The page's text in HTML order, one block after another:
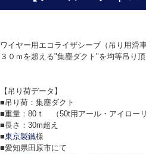
ワイヤー用エコライザシーブ（吊り用滑車
３０ｍを超える"集塵ダクト"を均等吊り
【吊り荷データ】
■吊り荷：集塵ダクト
■重量：80ｔ （50t用アール・アイローリ
■長さ：30m超え
■東京製鐵様
■愛知県田原市にて